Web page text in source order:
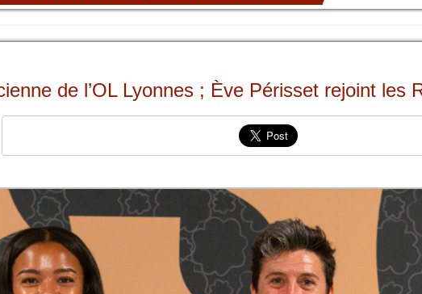
de l’OL Lyonnes ; Ève Périsset rejoint les